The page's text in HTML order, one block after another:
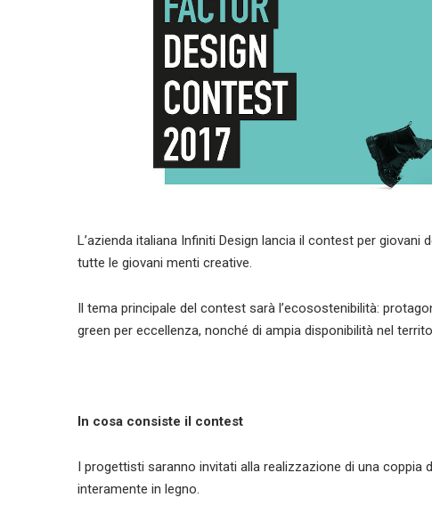
L’azienda italiana Infiniti Design lancia il contest per giovani
tutte le giovani menti creative.
Il tema principale del contest sarà l’ecosostenibilità:
green per eccellenza, nonché di ampia disponibilità nel
In cosa consiste il contest
I progettisti saranno invitati alla realizzazione di una
interamente in legno.